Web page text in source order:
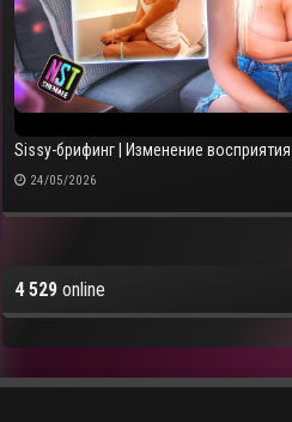
Sissy-брифинг | Изменение восприятия
24/05/2026
4 529 online